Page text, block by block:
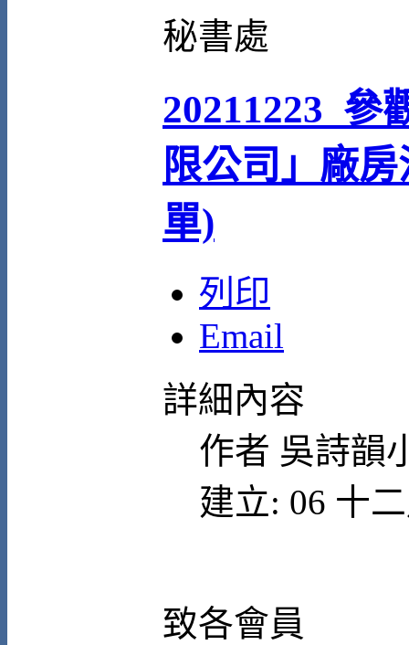
秘書處
20211223_參
限公司」廠
單)
列印
Email
詳細內容
作者 吳詩韻
建立: 06 十
致各會員